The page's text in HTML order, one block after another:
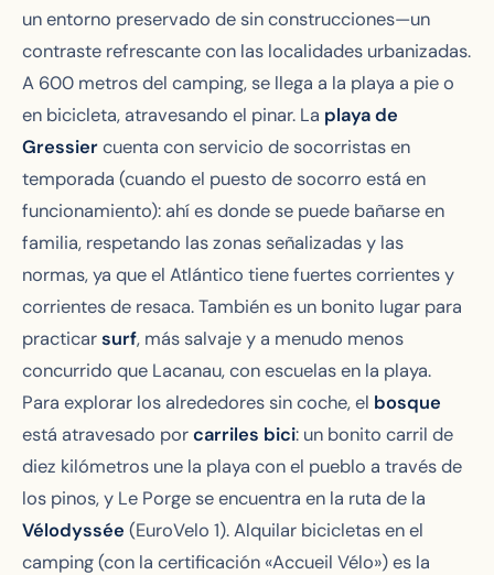
un entorno preservado de sin construcciones—un
contraste refrescante con las localidades urbanizadas.
A 600 metros del camping, se llega a la playa a pie o
en bicicleta, atravesando el pinar. La playa de
Gressiercuenta con servicio de socorristas en
temporada (cuando el puesto de socorro está en
funcionamiento): ahí es donde se puede bañarse en
familia, respetando las zonas señalizadas y las
normas, ya que el Atlántico tiene fuertes corrientes y
corrientes de resaca. También es un bonito lugar para
practicarsurf, más salvaje y a menudo menos
concurrido que Lacanau, con escuelas en la playa.
Para explorar los alrededores sin coche, el bosque
está atravesado porcarriles bici: un bonito carril de
diez kilómetros une la playa con el pueblo a través de
los pinos, y Le Porge se encuentra en la ruta de la
Vélodyssée (EuroVelo 1). Alquilar bicicletas en el
camping (con la certificación «Accueil Vélo») es la